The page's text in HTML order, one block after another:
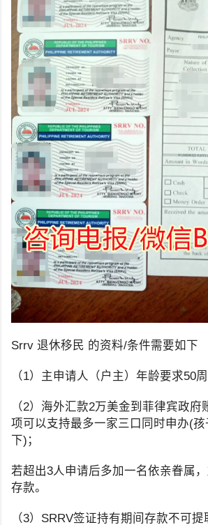
Srrv 退休移民 的资料/条件需要如下
（1）主申请人（户主）年龄要求50周
（2）海外汇款2万美金到菲律宾政府
项可以支持最多一家三口同时申办(孩
下)；
若超出3人申请后多加一名依亲眷属
存款。
（3）SRRV签证持有期间存款不可